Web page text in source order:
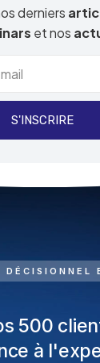
derniers
et nos
S'INSCRIRE
DÉCISIONNEL
500
à